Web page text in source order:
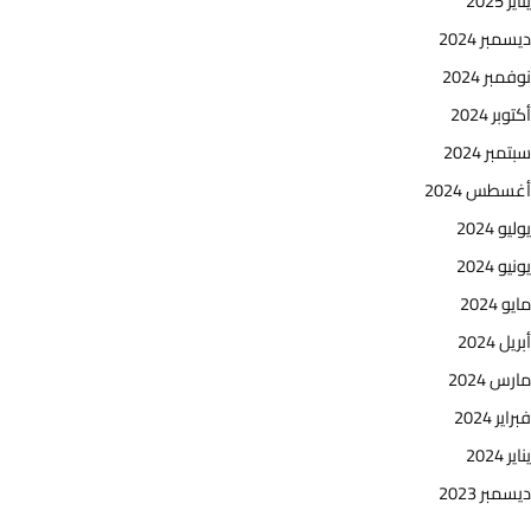
ديسمبر 2024
نوفمبر 2024
أكتوبر 2024
سبتمبر 2024
أغسطس 2024
يوليو 2024
يونيو 2024
مايو 2024
أبريل 2024
مارس 2024
فبراير 2024
يناير 2024
ديسمبر 2023